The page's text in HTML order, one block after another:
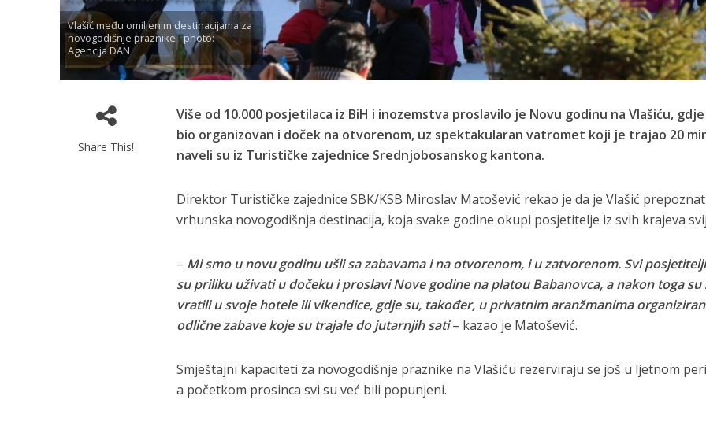
Vlašić među omiljenim destinacijama za
novogodišnje praznike - photo:
Agencija DAN
Share This!
Više od 10.000 posjetilaca iz BiH i inozemstva proslavilo je Novu godinu na Vlašiću,
bio organizovan i doček na otvorenom, uz spektakularan vatromet koji je trajao 20
naveli su iz Turističke zajednice Srednjobosanskog kantona.
Direktor Turističke zajednice SBK/KSB Miroslav Matošević rekao je da je Vlašić
vrhunska novogodišnja destinacija, koja svake godine okupi posjetitelje iz svih krajeva
– Mi smo u novu godinu ušli sa zabavama i na otvorenom, i u zatvorenom. Svi
su priliku uživati u dočeku i proslavi Nove godine na platou Babanovca, a nakon toga su
vratili u svoje hotele ili vikendice, gdje su, također, u privatnim aranžmanima
odlične zabave koje su trajale do jutarnjih sati– kazao je Matošević.
Smještajni kapaciteti za novogodišnje praznike na Vlašiću rezerviraju se još u ljetnom
a početkom prosinca svi su već bili popunjeni.